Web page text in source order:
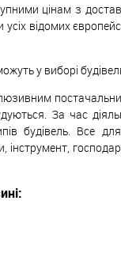
цінам з
усіх відомих
у виборі
За час
будівель.
інструмент,